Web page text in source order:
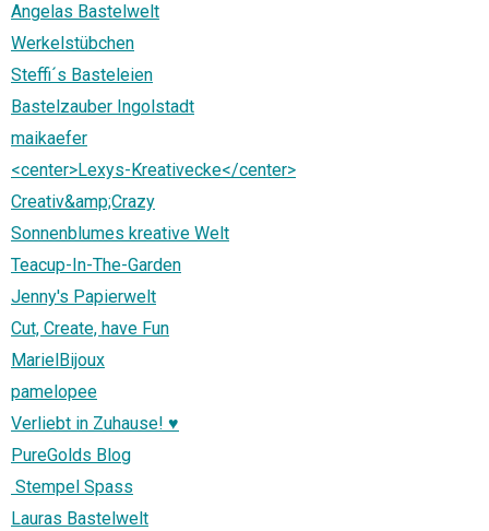
Angelas Bastelwelt
Werkelstübchen
Steffi´s Basteleien
Bastelzauber Ingolstadt
maikaefer
<center>Lexys-Kreativecke</center>
Creativ&amp;Crazy
Sonnenblumes kreative Welt
Teacup-In-The-Garden
Jenny's Papierwelt
Cut, Create, have Fun
MarielBijoux
pamelopee
Verliebt in Zuhause! ♥
PureGolds Blog
Stempel Spass
Lauras Bastelwelt